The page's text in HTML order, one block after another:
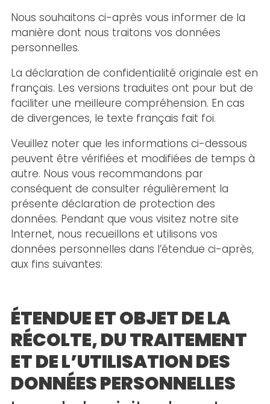
Nous souhaitons ci-après vous informer de la
manière dont nous traitons vos données
personnelles.
La déclaration de confidentialité originale est en
français. Les versions traduites ont pour but de
faciliter une meilleure compréhension. En cas
de divergences, le texte français fait foi.
Veuillez noter que les informations ci-dessous
peuvent être vérifiées et modifiées de temps à
autre. Nous vous recommandons par
conséquent de consulter régulièrement la
présente déclaration de protection des
données. Pendant que vous visitez notre site
Internet, nous recueillons et utilisons vos
données personnelles dans l’étendue ci-après,
aux fins suivantes:
ÉTENDUE ET OBJET DE LA
RÉCOLTE, DU TRAITEMENT
ET DE L’UTILISATION DES
DONNÉES PERSONNELLES